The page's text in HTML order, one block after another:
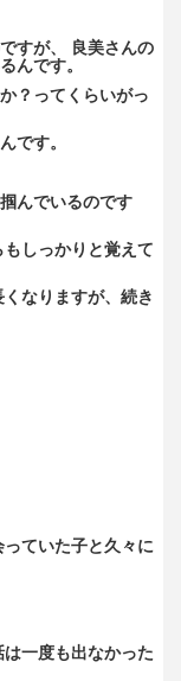
すが、 良美さんの
んです。
？ってくらいがっ
です。
んでいるのです
しっかりと覚えて
なりますが、続き
ていた子と久々に
一度も出なかった